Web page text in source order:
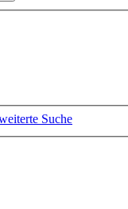
Suche